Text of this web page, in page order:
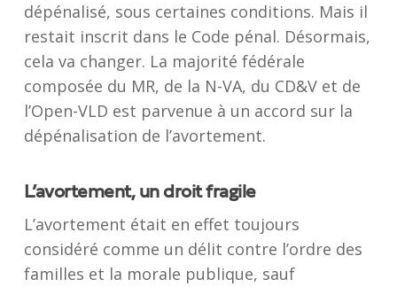
dépénalisé, sous certaines conditions. Mais il
restait inscrit dans le Code pénal. Désormais,
cela va changer. La majorité fédérale
composée du MR, de la N-VA, du CD&V et de
l’Open-VLD est parvenue à un accord sur la
dépénalisation de l’avortement.
L’avortement, un droit fragile
L’avortement était en effet toujours
considéré comme un délit contre l’ordre des
familles et la morale publique, sauf